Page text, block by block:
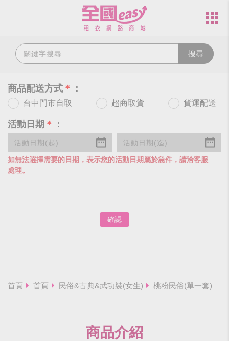
搜尋
商品配送方式 ＊ ：
台中門市自取 超商取貨 貨運配送
活動日期 ＊ ：
如無法選擇需要的日期，表示您的活動日期屬於急件，請洽客服
處理。
確認
首頁 首頁 民俗&古典&武功裝(女生) 桃粉民俗(單一套)
商品介紹